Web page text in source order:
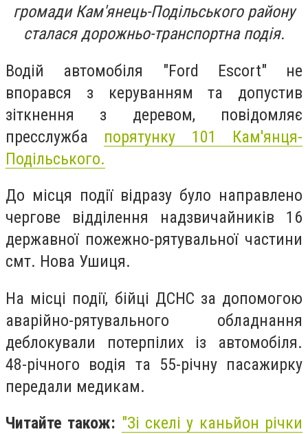
громади Кам'янець-Подільського району
сталася дорожньо-транспортна подія.
Водій автомобіля "Ford Escort" не
впорався з керуванням та допустив
зіткнення з деревом, повідомляє
пресслужба порятунку 101 Кам'янця-
Подільського.
До місця події відразу було направлено
чергове відділення надзвичайників 16
державної пожежно-рятувальної частини
смт. Нова Ушиця.
На місці події, бійці ДСНС за допомогою
аварійно-рятувального обладнання
деблокували потерпілих із автомобіля.
48-річного водія та 55-річну пасажирку
передали медикам.
Читайте також: "Зі скелі у каньйон річки